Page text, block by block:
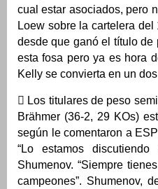
cual estar asociados, pero
Loew sobre la cartelera
desde que ganó el título de
esta fosa pero ya es hora
Kelly se convierta en un
 Los titulares de peso
Brähmer (36-2, 29 KOs)
según le comentaron a
“Lo estamos
Shumenov. “Siempre
campeones”. Shumenov,